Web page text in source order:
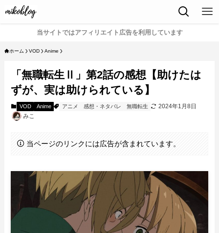
当サイトではアフィリエイト広告を利用しています
ホーム VOD Anime
「無職転生Ⅱ」第2話の感想【助けたは
ずが、実は助けられている】
VOD Anime アニメ 感想・ネタバレ 無職転生
2024年1月8日
みこ
当ページのリンクには広告が含まれています。